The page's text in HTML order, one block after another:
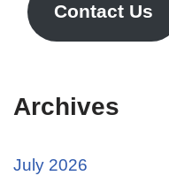
Contact Us
Archives
July 2026